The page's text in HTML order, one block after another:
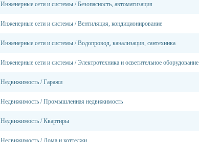
Инженерные сети и системы /Безопасность, автоматизация
Инженерные сети и системы /Вентиляция, кондиционирование
Инженерные сети и системы /Водопровод, канализация, сантехника
Инженерные сети и системы /Электротехника и осветительное оборудование
Недвижимость /Гаражи
Недвижимость /Промышленная недвижимость
Недвижимость /Квартиры
Недвижимость /Дома и коттеджи